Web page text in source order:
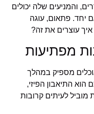
והמניעים שלה יכולים
יחד. פתאום, עוגה
איך עוצרים את זה?
מספיק במהלך
התיאבון הפיזי,
מוביל לעיתים קרובות